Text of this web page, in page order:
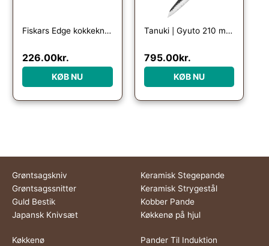
Fiskars Edge kokkekniv, lille
226.00kr.
KØB NU
Tanuki | Gyuto 210 mm | Japansk kokkekniv
795.00kr.
KØB NU
Grøntsagskniv
Grøntsagssnitter
Guld Bestik
Japansk Knivsæt
Keramisk Stegepande
Keramisk Strygestål
Kobber Pande
Køkkenø på hjul
Køkkenø Pander Til Induktion